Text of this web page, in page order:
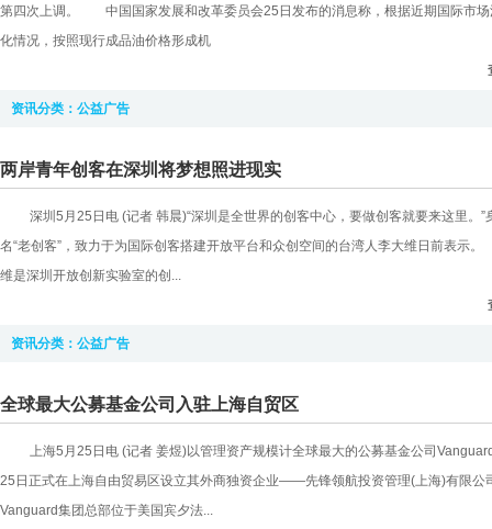
第四次上调。 中国国家发展和改革委员会25日发布的消息称，根据近期国际市场
化情况，按照现行成品油价格形成机
资讯分类： 公益广告
两岸青年创客在深圳将梦想照进现实
深圳5月25日电 (记者 韩晨)“深圳是全世界的创客中心，要做创客就要来这里。”
名“老创客”，致力于为国际创客搭建开放平台和众创空间的台湾人李大维日前表
维是深圳开放创新实验室的创...
资讯分类： 公益广告
全球最大公募基金公司入驻上海自贸区
上海5月25日电 (记者 姜煜)以管理资产规模计全球最大的公募基金公司
25日正式在上海自由贸易区设立其外商独资企业——先锋领航投资管理(上海)有
Vanguard集团总部位于美国宾夕法...